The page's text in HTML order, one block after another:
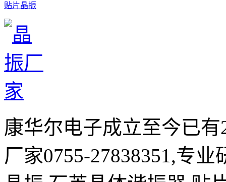
贴片晶振
康华尔电子成立至今已
厂家0755-27838351,专